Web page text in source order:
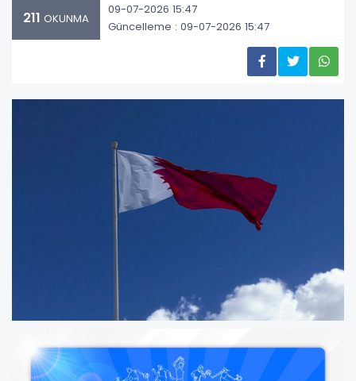
211 OKUNMA
09-07-2026 15:47
Güncelleme : 09-07-2026 15:47